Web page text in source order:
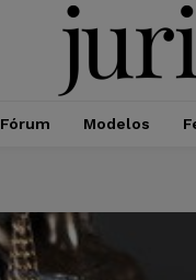
Fórum Modelos